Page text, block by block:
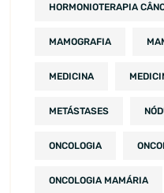
HORMONIOTERAPIA
MAMOGRAFIA
MEDICINA
METÁSTASES
ONCOLOGIA
ONCOLOGIA MAMÁRIA